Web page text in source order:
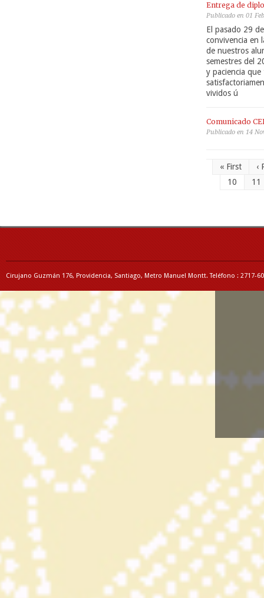
Entrega de
Publicado en 01
El pasado 29
convivencia en
de nuestros
semestres del
y paciencia
vividos ú
Comunicado
Publicado en 14
« First
‹
10
11
Cirujano Guzmán 176, Providencia, Santiago, Metro Manuel Montt. Teléfono : 2717-